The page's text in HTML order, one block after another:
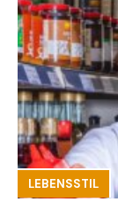
LEBENSSTIL